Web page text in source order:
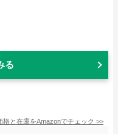
る
格と在庫をAmazonでチェック >>